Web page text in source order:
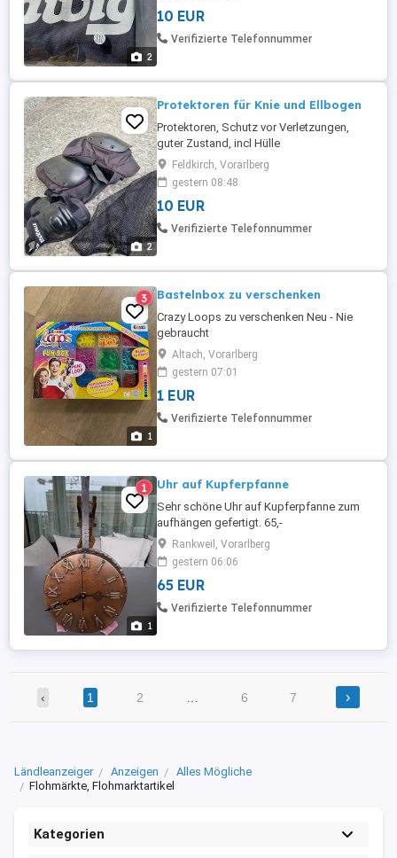
2
10 EUR
Verifizierte Telefonnummer
2
Protektoren für Knie und Ellbogen
Protektoren, Schutz vor Verletzungen,
guter Zustand, incl Hülle
Feldkirch, Vorarlberg
gestern 08:48
10 EUR
Verifizierte Telefonnummer
1
3 Bastelnbox zu verschenken
Crazy Loops zu verschenken Neu - Nie
gebraucht
Altach, Vorarlberg
gestern 07:01
1 EUR
Verifizierte Telefonnummer
1
1 Uhr auf Kupferpfanne
Sehr schöne Uhr auf Kupferpfanne zum
aufhängen gefertigt. 65,-
Rankweil, Vorarlberg
gestern 06:06
65 EUR
Verifizierte Telefonnummer
‹ 1 2 6 7 ›
Ländleanzeiger Anzeigen
Alles Mögliche
Flohmärkte, Flohmarktartikel
Kategorien